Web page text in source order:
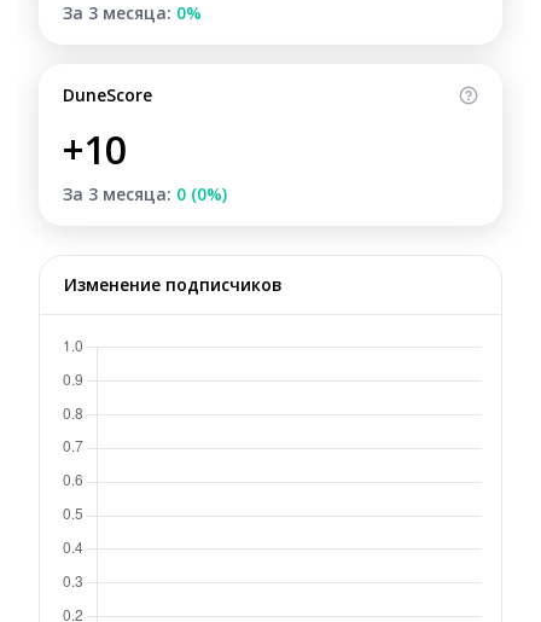
За 3 месяца: 0%
DuneScore
+10
За 3 месяца: 0 (0%)
Изменение подписчиков